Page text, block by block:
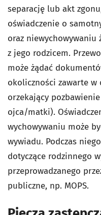
separację lub akt
oświadczenie o
oraz niewychowywaniu
z jego rodzicem.
może żądać
okoliczności zawarte w
orzekający
ojca/matki).
wychowywaniu może
wywiadu. Podczas
dotyczące rodzinnego
przeprowadzanego
publiczne, np. MOPS.